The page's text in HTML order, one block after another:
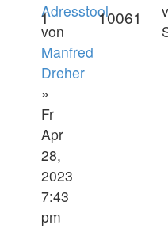
Adresstool
von
Manfred
Dreher
»
Fr
Apr
28,
2023
7:43
pm
1 10061